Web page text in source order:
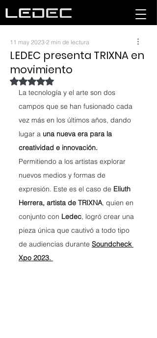
LEDEC presenta TRIXNA en
movimiento
11 may 2023 2 min de lectura
Obtuvo NaN de 5 estrellas.
La tecnología y el arte son dos
campos que se han fusionado cada
vez más en los últimos años, dando
lugar a una nueva era para la
creatividad e innovación.
Permitiendo a los artistas explorar
nuevos medios y formas de
expresión. Este es el caso de Eliuth
Herrera, artista de TRIXNA, quien en
conjunto con Ledec, logró crear una
pieza única que cautivó a todo tipo
de audiencias durante Soundcheck
Xpo 2023.